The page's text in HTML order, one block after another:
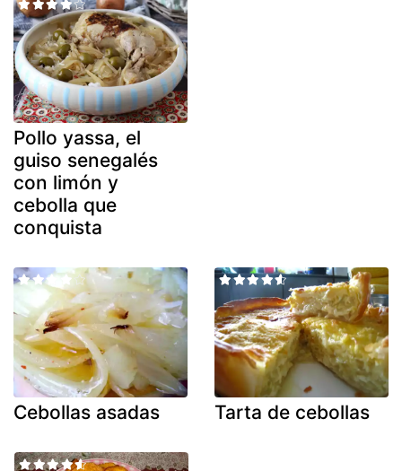
Pollo yassa, el
guiso senegalés
con limón y
cebolla que
conquista
Cebollas asadas Tarta de cebollas